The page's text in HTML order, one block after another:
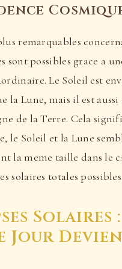
remarquables
sont possibles grace a
Le Soleil est
la Lune, mais il est
de la Terre. Cela
le Soleil et la Lune
la meme taille dans le
solaires totales possibles.
Solaires :
Jour